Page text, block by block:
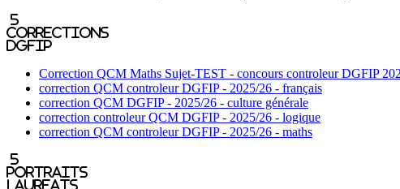
5
corrections
DGFIP
Correction QCM Maths Sujet-TEST - concours controleur DGFIP
correction QCM controleur DGFIP - 2025/26 - français
correction QCM DGFIP - 2025/26 - culture générale
correction controleur QCM DGFIP - 2025/26 - logique
correction QCM controleur DGFIP - 2025/26 - maths
5
portraits
laureats